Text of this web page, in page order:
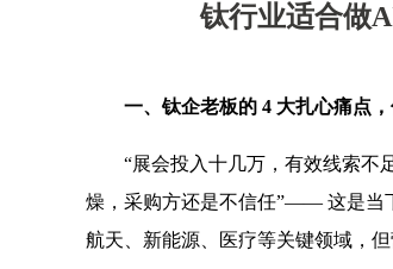
钛行业适合做
一、钛企老板的 4 大扎心痛点
“展会投入十几万，有效线索不
燥，采购方还是不信任”—— 这是当
航天、新能源、医疗等关键领域，